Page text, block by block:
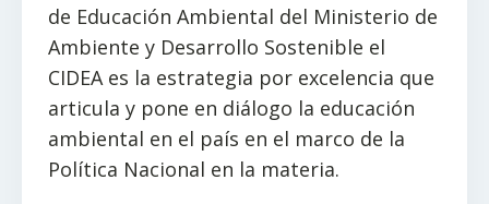
de Educación Ambiental del Ministerio de
Ambiente y Desarrollo Sostenible el
CIDEA es la estrategia por excelencia que
articula y pone en diálogo la educación
ambiental en el país en el marco de la
Política Nacional en la materia.